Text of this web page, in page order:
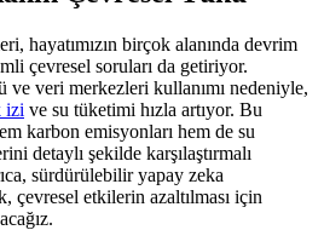
hayatımızın birçok alanında devrim
çevresel soruları da getiriyor.
veri merkezleri kullanımı nedeniyle,
izi ve su tüketimi hızla artıyor. Bu
karbon emisyonları hem de su
detaylı şekilde karşılaştırmalı
sürdürülebilir yapay zeka
çevresel etkilerin azaltılması için